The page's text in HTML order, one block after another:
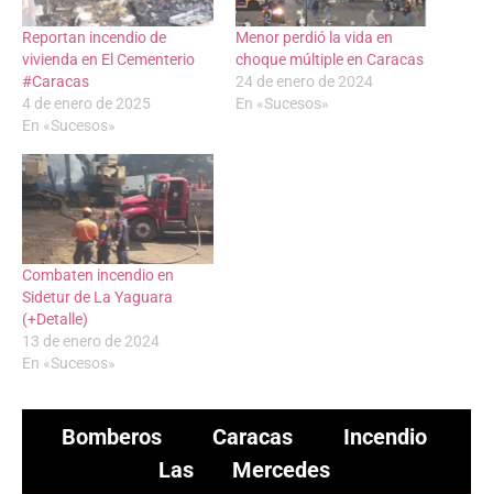
Reportan incendio de
vivienda en El Cementerio
#Caracas
4 de enero de 2025
En «Sucesos»
Menor perdió la vida en
choque múltiple en Caracas
24 de enero de 2024
En «Sucesos»
Combaten incendio en
Sidetur de La Yaguara
(+Detalle)
13 de enero de 2024
En «Sucesos»
Bomberos Caracas
Incendio
Las Mercedes